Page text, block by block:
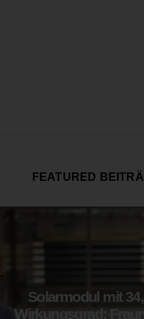
FEATURED
Solarmodul mit
Wirkungsgrad: